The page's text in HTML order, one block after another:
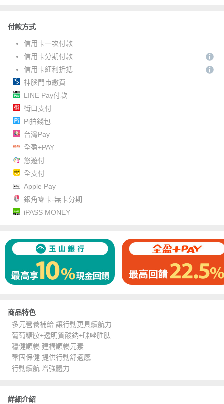
付款方式
信用卡一次付款
信用卡分期付款
信用卡紅利折抵
神腦門市繳費
LINE Pay付款
街口支付
Pi拍錢包
台灣Pay
全盈+PAY
悠遊付
全支付
Apple Pay
銀角零卡-無卡分期
iPASS MONEY
商品特色
多元營養補給 讓行動更具續航力
葡萄糖胺+透明質酸鈉+咪唑胜肽
穩健順暢 建構順暢元素
鞏固保健 提供行動舒適感
行動續航 增強體力
詳細介紹